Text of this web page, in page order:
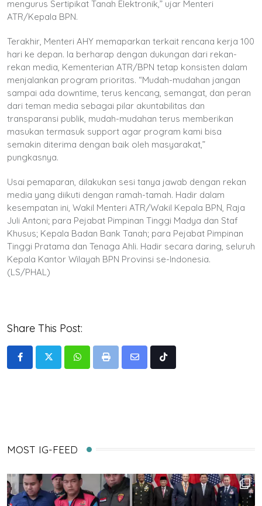
mengurus Sertipikat Tanah Elektronik,” ujar Menteri
ATR/Kepala BPN.
Terakhir, Menteri AHY memaparkan terkait rencana kerja 100
hari ke depan. Ia berharap dengan dukungan dari rekan-
rekan media, Kementerian ATR/BPN tetap konsisten dalam
menjalankan program prioritas. “Mudah-mudahan jangan
sampai ada downtime, terus kencang, semangat, dan peran
dari teman media sebagai pilar akuntabilitas dan
transparansi publik, mudah-mudahan terus memberikan
masukan termasuk support agar program kami bisa
semakin diterima dengan baik oleh masyarakat,”
pungkasnya.
Usai pemaparan, dilakukan sesi tanya jawab dengan rekan
media yang diikuti dengan ramah-tamah. Hadir dalam
kesempatan ini, Wakil Menteri ATR/Wakil Kepala BPN, Raja
Juli Antoni; para Pejabat Pimpinan Tinggi Madya dan Staf
Khusus; Kepala Badan Bank Tanah; para Pejabat Pimpinan
Tinggi Pratama dan Tenaga Ahli. Hadir secara daring, seluruh
Kepala Kantor Wilayah BPN Provinsi se-Indonesia.
(LS/PHAL)
Share This Post:
WhatsappPrint
Share
Tiktok
MOST IG-FEED